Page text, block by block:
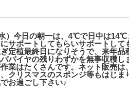
）今日の朝一は、4℃で日中は14℃
サポートしてもらいサポートして
定植最終日になりそうで、来年品
パイヤの残りわずかを無事収穫
業はたくさんです。ネット販売は
クリスマスのスポンジ等もはじま
お過ごし下さい♪